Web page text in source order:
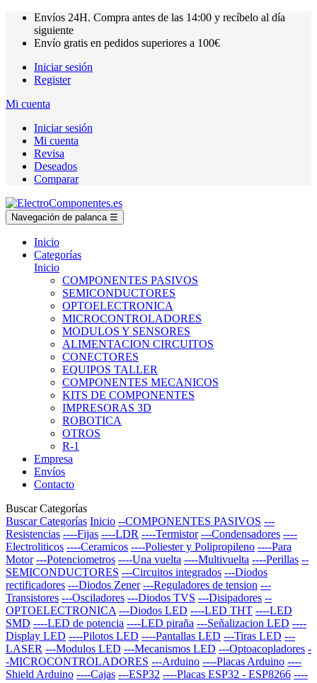
Envíos 24H. Compra antes de las 14:00 y recíbelo al día
siguiente
Envío gratis en pedidos superiores a 100€
Iniciar sesión
Register
Mi cuenta
Iniciar sesión
Mi cuenta
Revisa
Deseados
Comparar
Navegación de palanca ☰
Inicio
Categorías
Inicio
COMPONENTES PASIVOS
SEMICONDUCTORES
OPTOELECTRONICA
MICROCONTROLADORES
MODULOS Y SENSORES
ALIMENTACION CIRCUITOS
CONECTORES
EQUIPOS TALLER
COMPONENTES MECANICOS
KITS DE COMPONENTES
IMPRESORAS 3D
ROBOTICA
OTROS
R-1
Empresa
Envíos
Contacto
Buscar Categorías
Buscar Categorías Inicio --COMPONENTES PASIVOS ---
Resistencias ----Fijas ----LDR ----Termistor ---Condensadores ----
Electroliticos ----Ceramicos ----Poliester y Polipropileno ----Para
Motor ---Potenciometros ----Una vuelta ----Multivuelta ----Perillas --
SEMICONDUCTORES ---Circuitos integrados ---Diodos
rectificadores ---Diodos Zener ---Reguladores de tension ---
Transistores ---Osciladores ---Diodos TVS ---Disipadores --
OPTOELECTRONICA ---Diodos LED ----LED THT ----LED
SMD ----LED de potencia ----LED piraña ---Señalizacion LED ----
Display LED ----Pilotos LED ----Pantallas LED ---Tiras LED ---
LASER ---Modulos LED ---Mecanismos LED ---Optoacopladores -
-MICROCONTROLADORES ---Arduino ----Placas Arduino ----
Shield Arduino ----Cajas ---ESP32 ----Placas ESP32 - ESP8266 ----